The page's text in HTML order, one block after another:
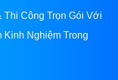
Thi Công Trọn Gói Với
Nghiệm Trong